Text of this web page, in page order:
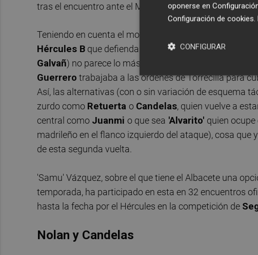
tras el encuentro ante el Manresa el preparador
Teniendo en cuenta el momento en que nos
Hércules B que defienda de manera natural el flanco
Galvañ) no parece lo más adecuado, aunque hasta su
Guerrero trabajaba a las órdenes de Torrecilla para
Así, las alternativas (con o sin variación de esquema
zurdo como Retuerta o Candelas, quien vuelve a
central como Juanmi o que sea 'Alvarito' quien
madrileño en el flanco izquierdo del ataque), cosa
de esta segunda vuelta.
'Samu' Vázquez, sobre el que tiene el Albacete una
temporada, ha participado en esta en 32 encuentros
hasta la fecha por el Hércules en la competición de
Nolan y Candelas
oponerse en
Configuración de cookies.
CONFIGURAR